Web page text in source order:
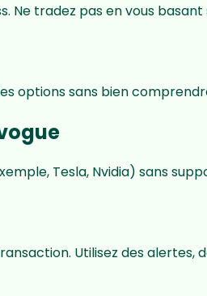
Ne tradez pas en vous
options sans bien
Tesla, Nvidia) sans
Utilisez des